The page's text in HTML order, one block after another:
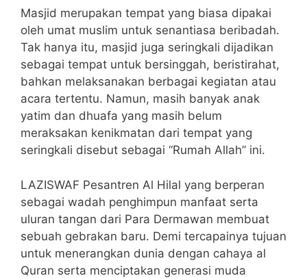
Masjid merupakan tempat yang biasa dipakai
oleh umat muslim untuk senantiasa beribadah.
Tak hanya itu, masjid juga seringkali dijadikan
sebagai tempat untuk bersinggah, beristirahat,
bahkan melaksanakan berbagai kegiatan atau
acara tertentu. Namun, masih banyak anak
yatim dan dhuafa yang masih belum
meraksakan kenikmatan dari tempat yang
seringkali disebut sebagai “Rumah Allah” ini.
LAZISWAF Pesantren Al Hilal yang berperan
sebagai wadah penghimpun manfaat serta
uluran tangan dari Para Dermawan membuat
sebuah gebrakan baru. Demi tercapainya tujuan
untuk menerangkan dunia dengan cahaya al
Quran serta menciptakan generasi muda